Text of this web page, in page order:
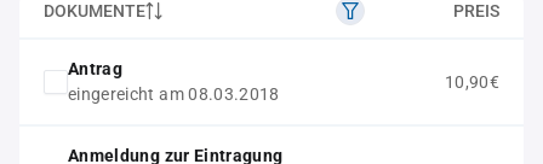
DOKUMENTE PREIS
Antrag
eingereicht am 08.03.2018
10,90€
Anmeldung zur Eintragung